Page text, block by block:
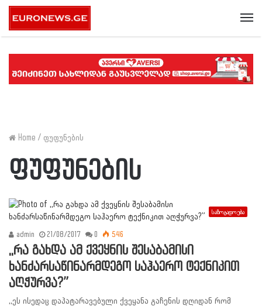
Home / ფუფუნების
ფუფუნების
საზოგადოება
admin 21/08/2017 0 546
,,რა გახდა ამ ქვეყნის შესაბამისი
ხანძარსაწინარმდეგო საჰაერო ტექნიკით
აღჭურვა?”
,,ეს ისედაც დაპატარავებული ქვეყანა გაჩენის დღიდან რომ